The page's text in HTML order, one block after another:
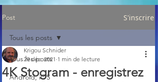
Post S'inscrire
Tous les posts
Android, iOS
Tous les posts
4K Stogram - enregistrez
Krigou Schnider
29 déc. 2021 1 min de lecture